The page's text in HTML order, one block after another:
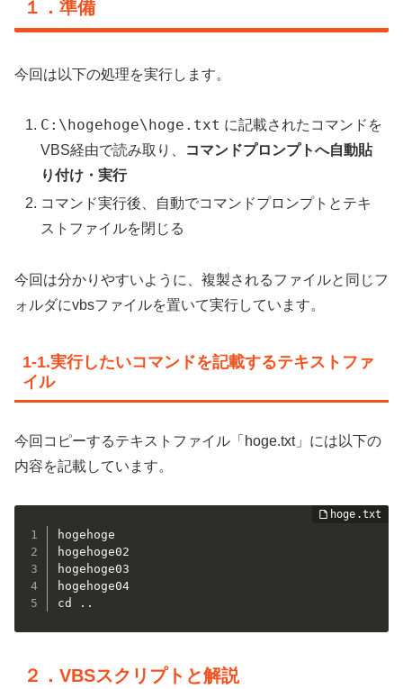
１．準備
今回は以下の処理を実行します。
C:\hogehoge\hoge.txt に記載されたコマンドを
VBS経由で読み取り、
コマンドプロンプトへ自動貼
り付け・実行
コマンド実行後、自動でコマンドプロンプトとテキ
ストファイルを閉じる
今回は分かりやすいように、複製されるファイルと同じフ
ォルダにvbsファイルを置いて実行しています。
1-1.実行したいコマンドを記載するテキストファ
イル
今回コピーするテキストファイル「hoge.txt」には以下の
内容を記載しています。
hogehoge
hogehoge02
hogehoge03
hogehoge04
２．VBSスクリプトと解説